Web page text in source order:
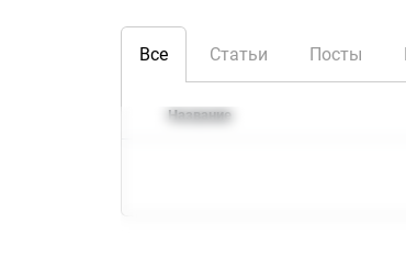
Все Статьи Посты
Название